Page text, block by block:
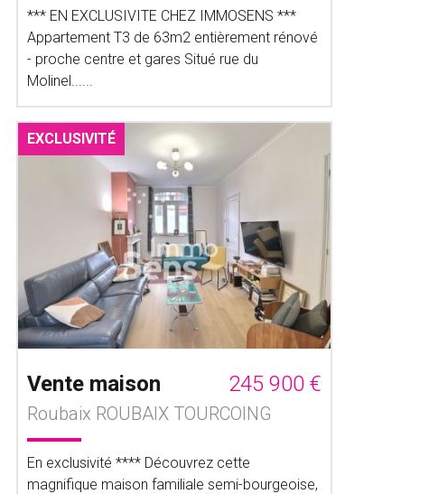
*** EN EXCLUSIVITE CHEZ IMMOSENS ***
Appartement T3 de 63m2 entièrement rénové
- proche centre et gares Situé rue du
Molinel......
EXCLUSIVITÉ
Vente maison 245 900 €
Roubaix ROUBAIX TOURCOING
En exclusivité **** Découvrez cette
magnifique maison familiale semi-bourgeoise,